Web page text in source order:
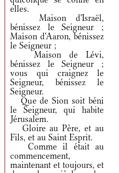
elles.
Maison d'Israël,
bénissez le Seigneur ;
Maison d'Aaron, bénissez
le Seigneur ;
Maison de Lévi,
bénissez le Seigneur ;
vous qui craignez le
Seigneur, bénissez le
Seigneur.
Que de Sion soit béni
le Seigneur, qui habite
Jérusalem.
Gloire au Père, et au
Fils, et au Saint Esprit.
Comme il était au
commencement,
maintenant et toujours, et